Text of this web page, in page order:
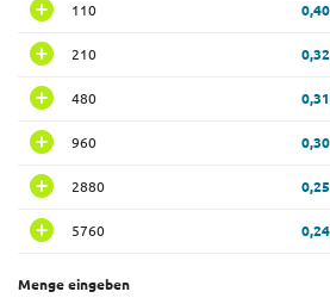
110
210
480
960
2880
5760
Menge eingeben